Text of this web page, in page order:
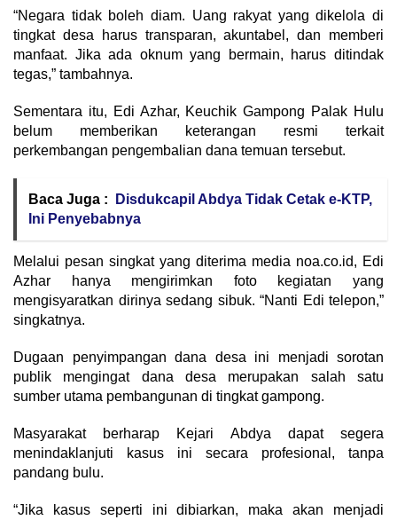
“Negara tidak boleh diam. Uang rakyat yang dikelola di
tingkat desa harus transparan, akuntabel, dan memberi
manfaat. Jika ada oknum yang bermain, harus ditindak
tegas,” tambahnya.
Sementara itu, Edi Azhar, Keuchik Gampong Palak Hulu
belum memberikan keterangan resmi terkait
perkembangan pengembalian dana temuan tersebut.
Baca Juga :
Disdukcapil Abdya Tidak Cetak e-KTP,
Ini Penyebabnya
Melalui pesan singkat yang diterima media noa.co.id, Edi
Azhar hanya mengirimkan foto kegiatan yang
mengisyaratkan dirinya sedang sibuk. “Nanti Edi telepon,”
singkatnya.
Dugaan penyimpangan dana desa ini menjadi sorotan
publik mengingat dana desa merupakan salah satu
sumber utama pembangunan di tingkat gampong.
Masyarakat berharap Kejari Abdya dapat segera
menindaklanjuti kasus ini secara profesional, tanpa
pandang bulu.
“Jika kasus seperti ini dibiarkan, maka akan menjadi